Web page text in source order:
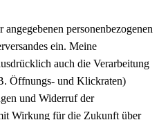
personenbezogenen
ein. Meine
auch die Verarbeitung
Öffnungs- und Klickraten)
und Widerruf der
Wirkung für die Zukunft über